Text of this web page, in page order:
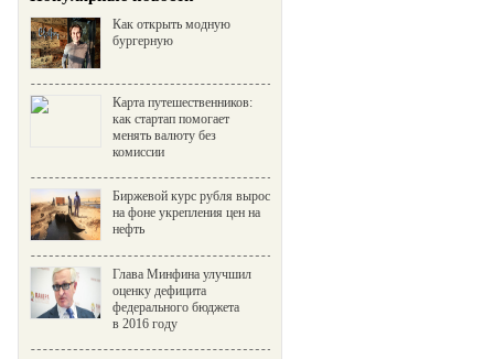
Как открыть модную
бургерную
Карта путешественников:
как стартап помогает
менять валюту без
комиссии
Биржевой курс рубля вырос
на фоне укрепления цен на
нефть
Глава Минфина улучшил
оценку дефицита
федерального бюджета
в 2016 году